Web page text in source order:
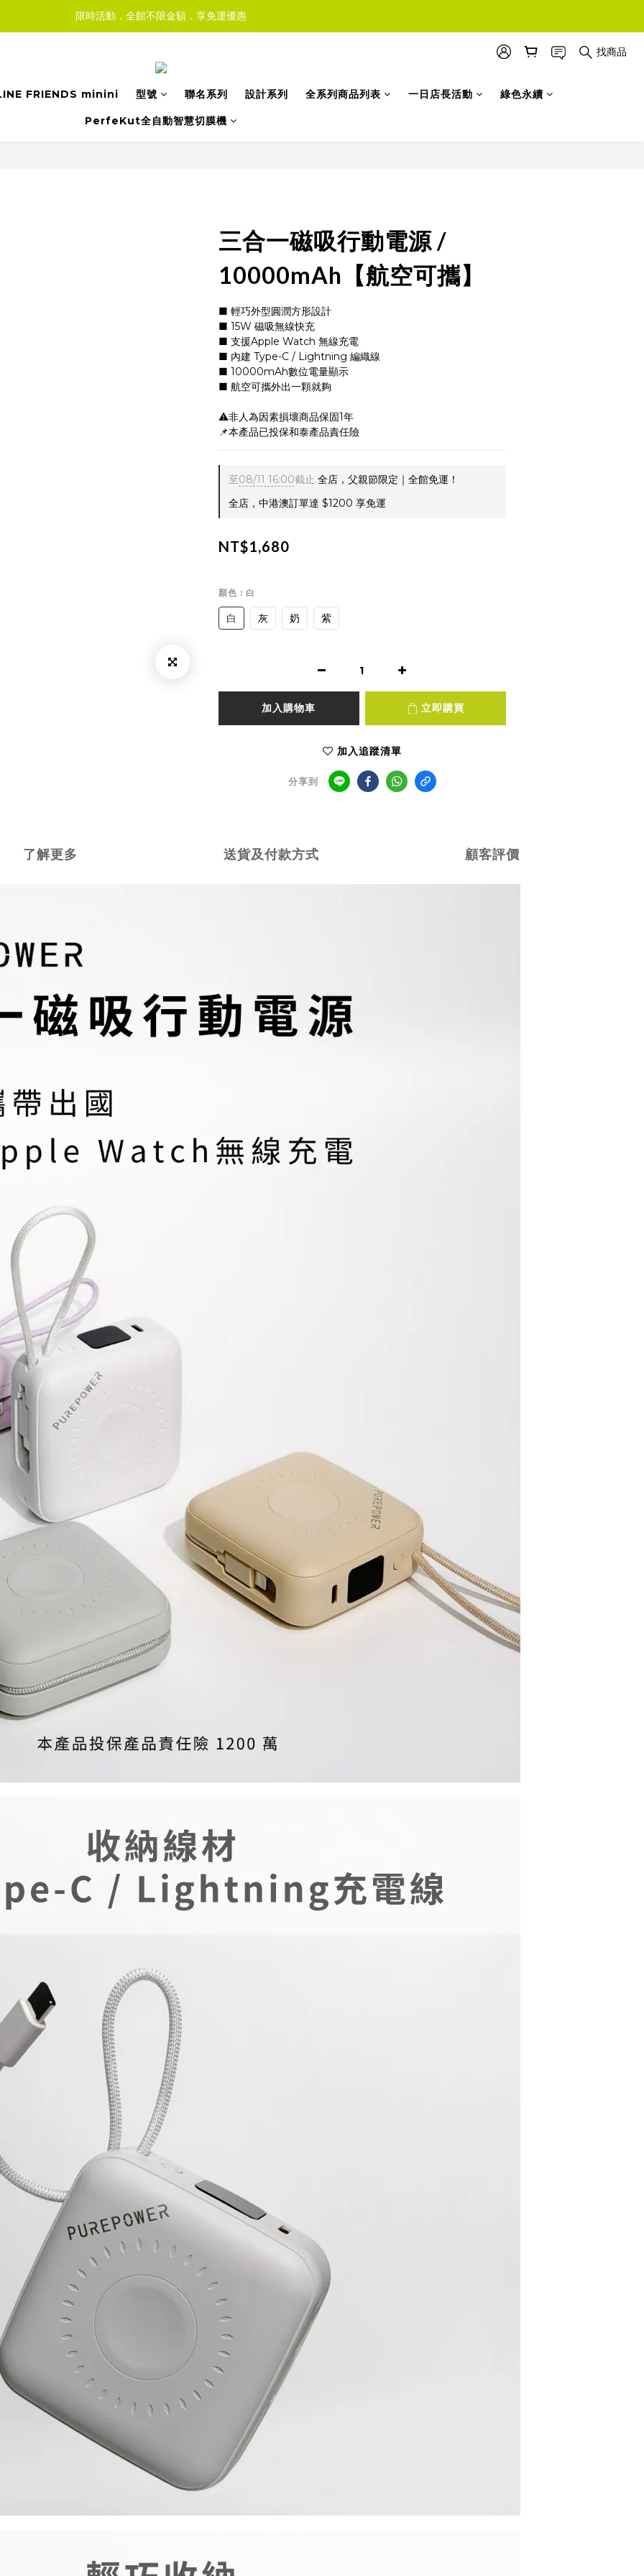
限時活動．全館不限金額．享免運優惠
找商品
FRIENDS minini 型號 聯名系列 設計系列 全系列商品列表 一日店長活動 綠色永續
PerfeKut全自動智慧切膜機
三合一磁吸行動電源 /
10000mAh【航空可攜】
■ 輕巧外型圓潤方形設計
■ 15W 磁吸無線快充
■ 支援Apple Watch 無線充電
■ 內建 Type-C / Lightning 編織線
■ 10000mAh數位電量顯示
■ 航空可攜外出一顆就夠
⚠️非人為因素損壞商品保固1年
📌本產品已投保和泰產品責任險
至08/11 16:00截止 全店，父親節限定｜全館免運！
全店，中港澳訂單達 $1200 享免運
NT$1,680
顏色 : 白
白 灰 奶 紫
加入購物車 立即購買
加入追蹤清單
分享到
了解更多 送貨及付款方式 顧客評價